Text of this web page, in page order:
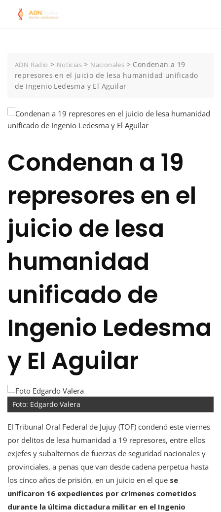
ADN Radio > Noticias > Nacionales > Condenan a 19
represores en el juicio de lesa humanidad unificado
de Ingenio Ledesma y El Aguilar
Condenan a 19
represores en el
juicio de lesa
humanidad
unificado de
Ingenio Ledesma
y El Aguilar
Foto: Edgardo Valera
El Tribunal Oral Federal de Jujuy (TOF) condenó este viernes
por delitos de lesa humanidad a 19 represores, entre ellos
exjefes y subalternos de fuerzas de seguridad nacionales y
provinciales, a penas que van desde cadena perpetua hasta
los cinco años de prisión, en un juicio en el que se
unificaron 16 expedientes por crímenes cometidos
durante la última dictadura militar en el Ingenio